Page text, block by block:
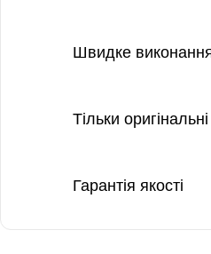
Швидке
Тільки
Гарантія якості